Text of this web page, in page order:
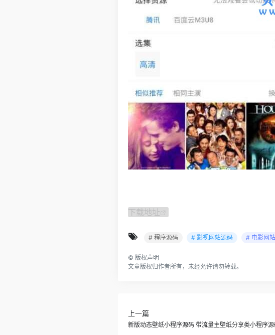
下载地址
# 程序源码 # 影视网站源码 # 电影网
© 版权声明
文章版权归作者所有，未经允许请勿转载。
上一篇
新版动态壁纸小程序源码 带流量主壁纸分享类小程序